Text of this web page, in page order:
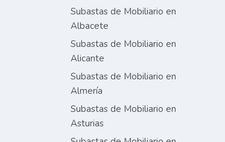
Subastas de Mobiliario en
Albacete
Subastas de Mobiliario en
Alicante
Subastas de Mobiliario en
Almería
Subastas de Mobiliario en
Asturias